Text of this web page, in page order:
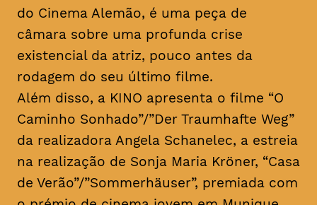
do Cinema Alemão, é uma peça de
câmara sobre uma profunda crise
existencial da atriz, pouco antes da
rodagem do seu último filme.
Além disso, a KINO apresenta o filme “O
Caminho Sonhado”/”Der Traumhafte Weg”
da realizadora Angela Schanelec, a estreia
na realização de Sonja Maria Kröner, “Casa
de Verão”/”Sommerhäuser”, premiada com